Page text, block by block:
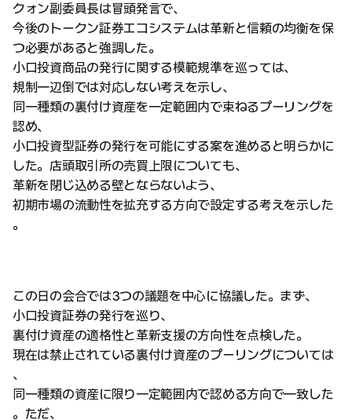
クォン副委員長は冒頭発言で、
今後のトークン証券エコシステムは革新と信頼の均衡を保
つ必要があると強調した。
小口投資商品の発行に関する模範規準を巡っては、
規制一辺倒では対応しない考えを示し、
同一種類の裏付け資産を一定範囲内で束ねるプーリングを
認め、
小口投資型証券の発行を可能にする案を進めると明らかに
した。店頭取引所の売買上限についても、
革新を閉じ込める壁とならないよう、
初期市場の流動性を拡充する方向で設定する考えを示した
。
この日の会合では3つの議題を中心に協議した。まず、
小口投資証券の発行を巡り、
裏付け資産の適格性と革新支援の方向性を点検した。
現在は禁止されている裏付け資産のプーリングについては
、
同一種類の資産に限り一定範囲内で認める方向で一致した
。ただ、